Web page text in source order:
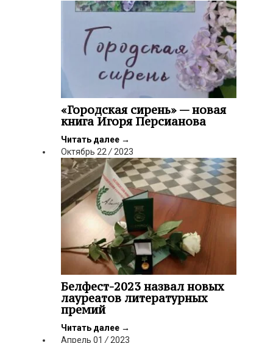
«Городская сирень» — новая
книга Игоря Персианова
Читать далее →
Октябрь 22 / 2023
Белфест-2023 назвал новых
лауреатов литературных
премий
Читать далее →
Апрель 01 / 2023